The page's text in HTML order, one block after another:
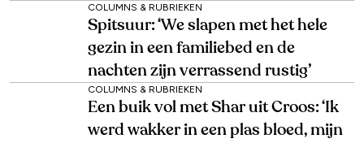
COLUMNS & RUBRIEKEN
Spitsuur: ‘We slapen met het hele
gezin in een familiebed en de
nachten zijn verrassend rustig’
COLUMNS & RUBRIEKEN
Een buik vol met Shar uit Croos: ‘Ik
werd wakker in een plas bloed, mijn